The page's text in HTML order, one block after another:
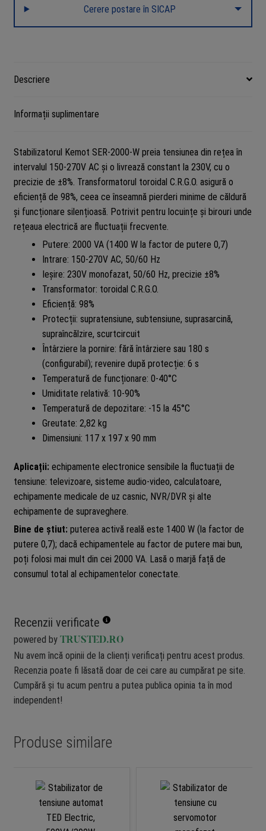
Kemot
SER-
Cerere postare în SICAP
Descriere
Informații suplimentare
Stabilizatorul Kemot SER-2000-W preia tensiunea din rețea în
intervalul 150-270V AC și o livrează constant la 230V, cu o
precizie de ±8%. Transformatorul toroidal C.R.G.O. asigură o
eficiență de 98%, ceea ce înseamnă pierderi minime de căldură
și funcționare silențioasă. Potrivit pentru locuințe și birouri unde
rețeaua electrică are fluctuații frecvente.
Putere: 2000 VA (1400 W la factor de putere 0,7)
Intrare: 150-270V AC, 50/60 Hz
Ieșire: 230V monofazat, 50/60 Hz, precizie ±8%
Transformator: toroidal C.R.G.O.
Eficiență: 98%
Protecții: supratensiune, subtensiune, suprasarcină,
supraîncălzire, scurtcircuit
Întârziere la pornire: fără întârziere sau 180 s
(configurabil); revenire după protecție: 6 s
Temperatură de funcționare: 0-40°C
Umiditate relativă: 10-90%
Temperatură de depozitare: -15 la 45°C
Greutate: 2,82 kg
Dimensiuni: 117 x 197 x 90 mm
Aplicații:echipamente electronice sensibile la fluctuații de
tensiune: televizoare, sisteme audio-video, calculatoare,
echipamente medicale de uz casnic, NVR/DVR și alte
echipamente de supraveghere.
Bine de știut:puterea activă reală este 1400 W (la factor de
putere 0,7); dacă echipamentele au factor de putere mai bun,
poți folosi mai mult din cei 2000 VA. Lasă o marjă față de
consumul total al echipamentelor conectate.
Recenzii verificate
powered by TRUSTED.RO
Nu avem încă opinii de la clienți verificați pentru acest produs.
Recenzia poate fi lăsată doar de cei care au cumpărat pe site.
Cumpără și tu acum pentru a putea publica opinia ta în mod
independent!
Produse similare